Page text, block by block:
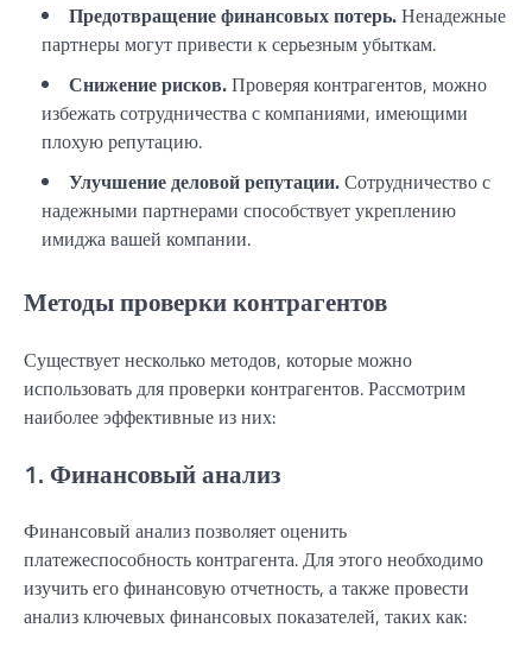
Предотвращение финансовых потерь.Ненадежные
партнеры могут привести к серьезным убыткам.
Снижение рисков.Проверяя контрагентов, можно
избежать сотрудничества с компаниями, имеющими
плохую репутацию.
Улучшение деловой репутации.Сотрудничество с
надежными партнерами способствует укреплению
имиджа вашей компании.
Методы проверки контрагентов
Существует несколько методов, которые можно
использовать для проверки контрагентов. Рассмотрим
наиболее эффективные из них:
1. Финансовый анализ
Финансовый анализ позволяет оценить
платежеспособность контрагента. Для этого необходимо
изучить его финансовую отчетность, а также провести
анализ ключевых финансовых показателей, таких как: